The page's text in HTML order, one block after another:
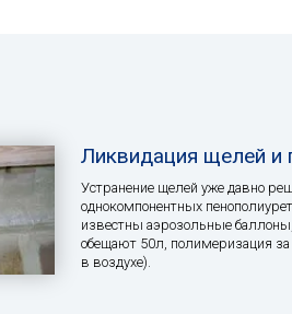
Ликвидация щелей и
Устранение щелей уже давно
однокомпонентных
известны аэрозольные
обещают 50л, полимеризация за
в воздухе).